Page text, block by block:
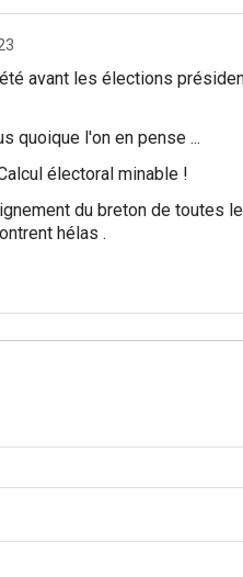
avant les élections
quoique l'on en pense ...
électoral minable !
du breton de toutes
hélas .